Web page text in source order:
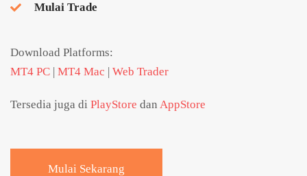
Mulai Trade
Download Platforms:
MT4 PC | MT4 Mac | Web Trader
Tersedia juga di PlayStore dan AppStore
Mulai Sekarang